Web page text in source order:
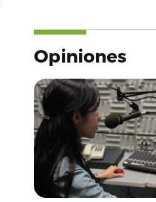
Opiniones